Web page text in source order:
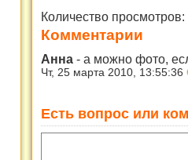
Количество просмотров:
Комментарии
Анна - а можно фото,
Чт, 25 марта 2010, 13:55:36
Есть вопрос или